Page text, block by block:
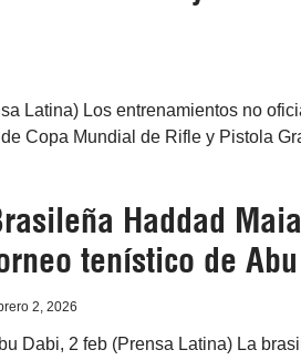
Latina) Los entrenamientos no
Copa Mundial de Rifle y Pistola
Haddad
tenístico de
2, 2026
Dabi, 2 feb (Prensa Latina) La